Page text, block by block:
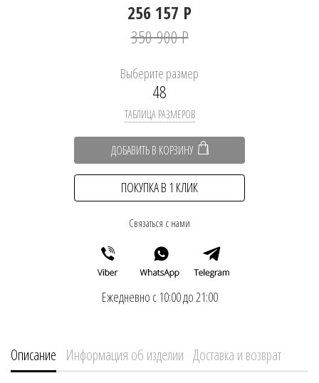
256 157 Р
350 900 Р
Выберите размер
48
ТАБЛИЦА РАЗМЕРОВ
ДОБАВИТЬ В КОРЗИНУ
ПОКУПКА В 1 КЛИК
Связаться с нами
Ежедневно с 10:00 до 21:00
Описание Информация об изделии Доставка и возврат